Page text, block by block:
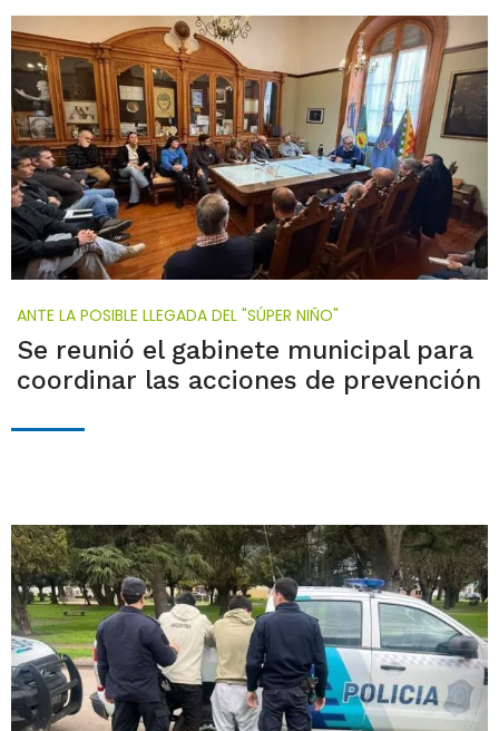
ANTE LA POSIBLE LLEGADA DEL "SÚPER NIÑO"
Se reunió el gabinete municipal para
coordinar las acciones de prevención